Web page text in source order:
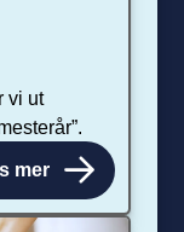
vi ut
mer